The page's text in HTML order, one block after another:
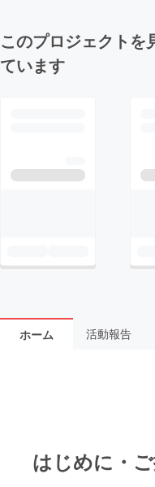
このプロジェクトを
ています
ホーム 活動報告
はじめに・